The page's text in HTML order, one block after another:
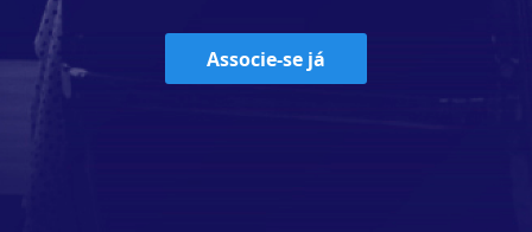
Associe-se já